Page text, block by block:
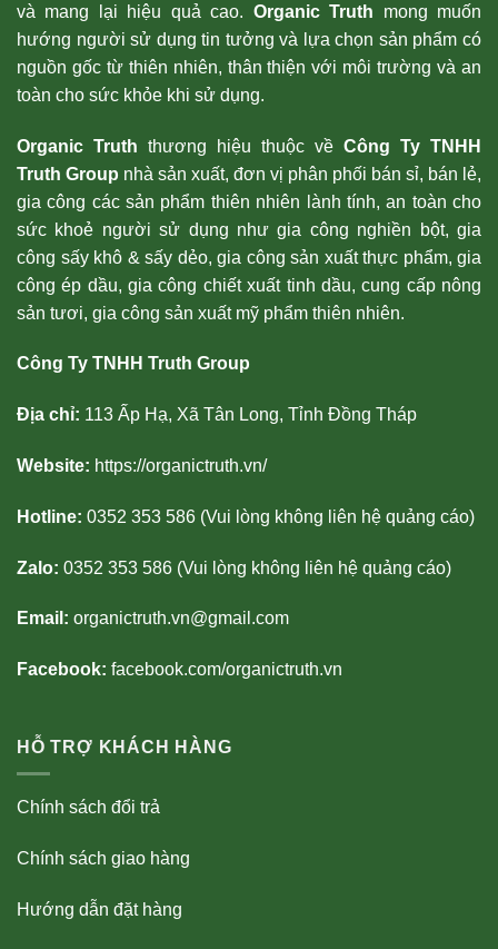
và mang lại hiệu quả cao. Organic Truth mong muốn
hướng người sử dụng tin tưởng và lựa chọn sản phẩm có
nguồn gốc từ thiên nhiên, thân thiện với môi trường và an
toàn cho sức khỏe khi sử dụng.
Organic Truth thương hiệu thuộc về Công Ty TNHH
Truth Group nhà sản xuất, đơn vị phân phối bán sỉ, bán lẻ,
gia công các sản phẩm thiên nhiên lành tính, an toàn cho
sức khoẻ người sử dụng như gia công nghiền bột, gia
công sấy khô & sấy dẻo, gia công sản xuất thực phẩm, gia
công ép dầu, gia công chiết xuất tinh dầu, cung cấp nông
sản tươi, gia công sản xuất mỹ phẩm thiên nhiên.
Công Ty TNHH Truth Group
Địa chỉ: 113 Ấp Hạ, Xã Tân Long, Tỉnh Đồng Tháp
Website: https://organictruth.vn/
Hotline: 0352 353 586 (Vui lòng không liên hệ quảng cáo)
Zalo: 0352 353 586 (Vui lòng không liên hệ quảng cáo)
Email: organictruth.vn@gmail.com
Facebook: facebook.com/organictruth.vn
HỖ TRỢ KHÁCH HÀNG
Chính sách đổi trả
Chính sách giao hàng
Hướng dẫn đặt hàng